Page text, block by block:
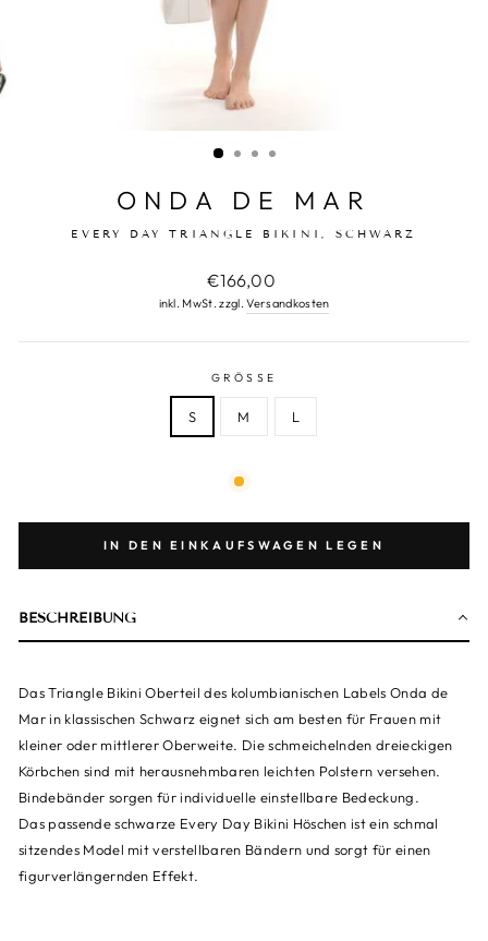
ONDA DE MAR
EVERY DAY TRIANGLE BIKINI, SCHWARZ
Normaler
Preis
€166,00
inkl. MwSt. zzgl.Versandkosten
GRÖSSE
S M L
IN DEN EINKAUFSWAGEN LEGEN
BESCHREIBUNG
Das Triangle Bikini Oberteil des kolumbianischen Labels Onda de
Mar in klassischen Schwarz eignet sich am besten für Frauen mit
kleiner oder mittlerer Oberweite. Die schmeichelnden dreieckigen
Körbchen sind mit herausnehmbaren leichten Polstern versehen.
Bindebänder sorgen für individuelle einstellbare Bedeckung.
Das passende schwarze Every Day Bikini Höschen ist ein schmal
sitzendes Model mit verstellbaren Bändern und sorgt für einen
figurverlängernden Effekt.